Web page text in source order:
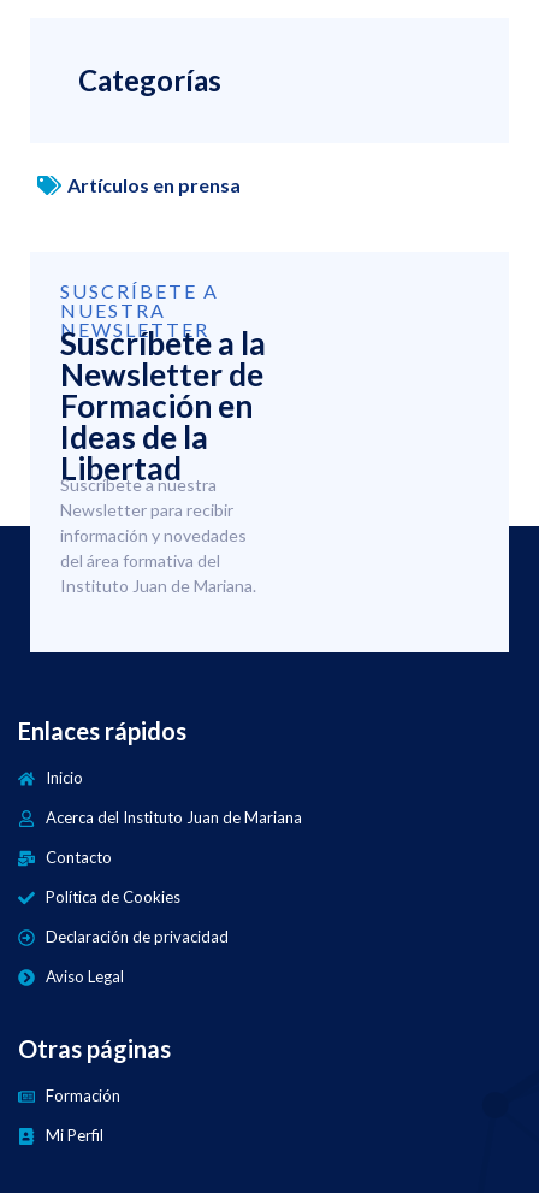
Categorías
Artículos en prensa
SUSCRÍBETE A
NUESTRA
NEWSLETTER
Suscríbete a la
Newsletter de
Formación en
Ideas de la
Libertad
Suscríbete a nuestra
Newsletter para recibir
información y novedades
del área formativa del
Instituto Juan de Mariana.
Enlaces rápidos
Inicio
Acerca del Instituto Juan de Mariana
Contacto
Política de Cookies
Declaración de privacidad
Aviso Legal
Otras páginas
Formación
Mi Perfil